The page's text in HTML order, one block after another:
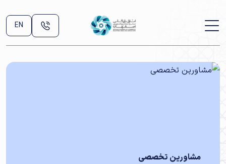
EN
مشاورین تخصصی